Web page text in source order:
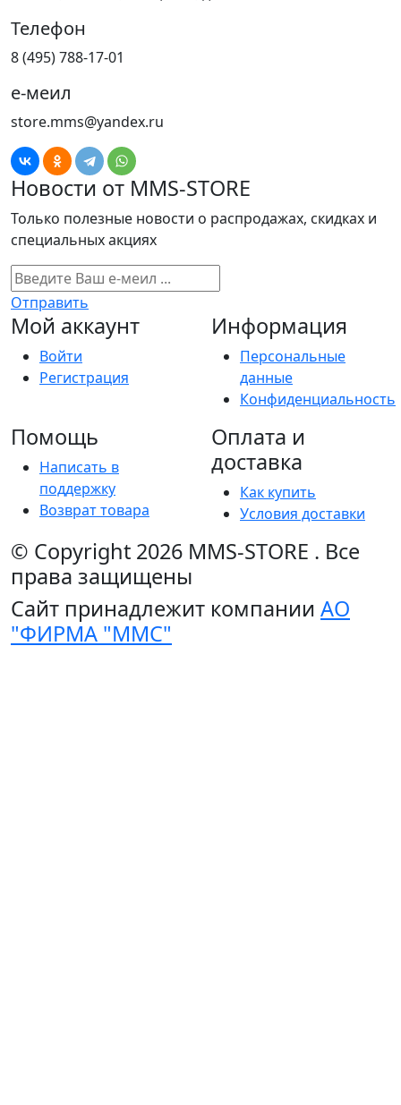
Телефон
8 (495) 788-17-01
е-меил
store.mms@yandex.ru
Новости от MMS-STORE
Только полезные новости о распродажах, скидках и
специальных акциях
Отправить
Мой аккаунт
Войти
Регистрация
Информация
Персональные
данные
Конфиденциальность
Помощь
Написать в
поддержку
Возврат товара
Оплата и
доставка
Как купить
Условия доставки
© Copyright 2026 MMS-STORE . Все
права защищены
Сайт принадлежит компании АО
"ФИРМА "ММС"